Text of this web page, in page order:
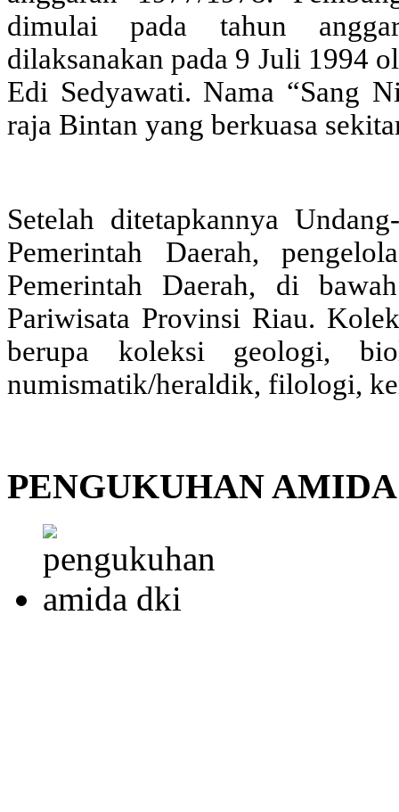
dimulai pada tahun
dilaksanakan pada 9 Juli 1994
Edi Sedyawati. Nama “Sang
raja Bintan yang berkuasa
Setelah ditetapkannya
Pemerintah Daerah,
Pemerintah Daerah, di
Pariwisata Provinsi Riau.
berupa koleksi geologi,
numismatik/heraldik, filologi,
PENGUKUHAN